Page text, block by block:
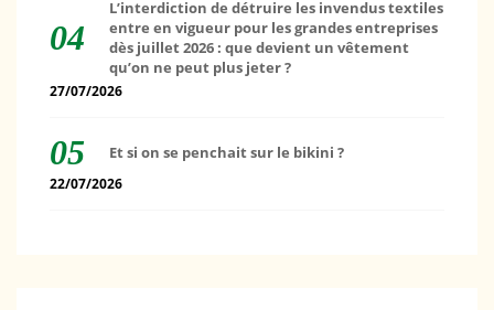
L’interdiction de détruire les invendus textiles
entre en vigueur pour les grandes entreprises
dès juillet 2026 : que devient un vêtement
qu’on ne peut plus jeter ?
27/07/2026
Et si on se penchait sur le bikini ?
22/07/2026